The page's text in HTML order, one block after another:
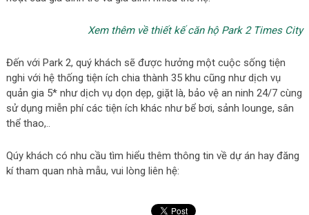
Xem thêm về thiết kế căn hộ Park 2 Times City
Đến với Park 2, quý khách sẽ được hưởng một cuộc sống tiện
nghi với hệ thống tiện ích chia thành 35 khu cũng như dịch vụ
quản gia 5* như dịch vụ dọn dẹp, giặt là, bảo vệ an ninh 24/7 cùng
sử dụng miễn phí các tiện ích khác như bể bơi, sảnh lounge, sân
thể thao,..
Qúy khách có nhu cầu tìm hiểu thêm thông tin về dự án hay đăng
kí tham quan nhà mẫu, vui lòng liên hệ: